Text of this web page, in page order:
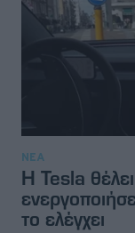
ΝΕΑ
Η Tesla
το ελέγχει